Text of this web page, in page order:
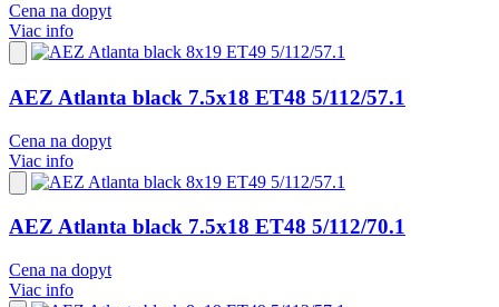
Cena na dopyt
Viac info
Pridať
do
AEZ Atlanta black 7.5x18 ET48 5/112/57.1
Cena na dopyt
Viac info
Pridať
do
AEZ Atlanta black 7.5x18 ET48 5/112/70.1
Cena na dopyt
Viac info